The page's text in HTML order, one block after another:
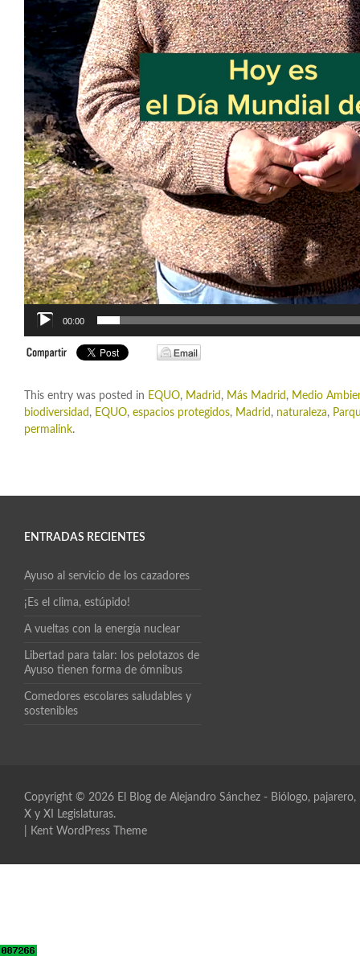
00:00
This entry was posted in EQUO, Madrid , Más Madrid , Medio
biodiversidad , EQUO, espacios protegidos, Madrid , naturaleza,
permalink.
ENTRADAS RECIENTES
Ayuso al servicio de los cazadores
¡Es el clima, estúpido!
A vueltas con la energía nuclear
Libertad para talar: los pelotazos de
Ayuso tienen forma de ómnibus
Comedores escolares saludables y
sostenibles
Copyright © 2026 El Blog de Alejandro Sánchez - Biólogo,
X y XI Legislaturas.
Kent WordPress Theme